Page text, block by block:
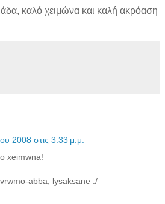
καλό χειμώνα και καλή ακρόαση
2008 στις 3:33 μ.μ.
xeimwna!
abba, lysaksane :/